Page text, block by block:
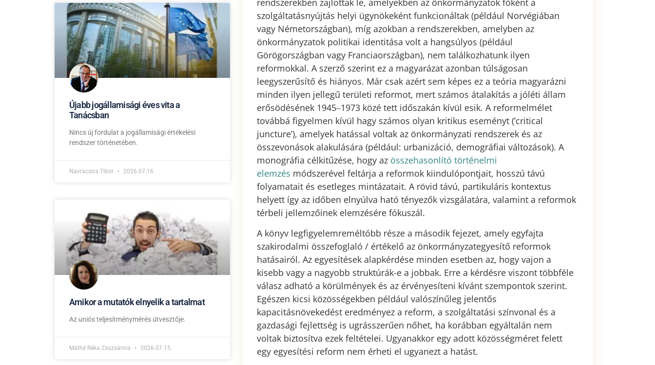
Újabb jogállamisági éves vita a
Tanácsban
Nincs új fordulat a jogállamisági értékelési
rendszer történetében.
Navracsics Tibor 2026.07.16.
Amikor a mutatók elnyelik a tartalmat
Az uniós teljesítménymérés útvesztője.
Máthé Réka Zsuzsánna 2026.07.15.
rendszerekben zajlottak le, amelyekben az önkormányzatok főként a
szolgáltatásnyújtás helyi ügynökeként funkcionáltak (például Norvégiában
vagy Németországban), míg azokban a rendszerekben, amelyben az
önkormányzatok politikai identitása volt a hangsúlyos (például
Görögországban vagy Franciaországban), nem találkozhatunk ilyen
reformokkal. A szerző szerint ez a magyarázat azonban túlságosan
leegyszerűsítő és hiányos. Már csak azért sem képes ez a teória magyarázni
minden ilyen jellegű területi reformot, mert számos átalakítás a jóléti állam
erősödésének 1945‒1973 közé tett időszakán kívül esik. A reformelmélet
továbbá figyelmen kívül hagy számos olyan kritikus eseményt (’critical
juncture’), amelyek hatással voltak az önkormányzati rendszerek és az
összevonások alakulására (például: urbanizáció, demográfiai változások). A
monográfia célkitűzése, hogy az összehasonlító történelmi
elemzés módszerével feltárja a reformok kiindulópontjait, hosszú távú
folyamatait és esetleges mintázatait. A rövid távú, partikuláris kontextus
helyett így az időben elnyúlva ható tényezők vizsgálatára, valamint a reformok
térbeli jellemzőinek elemzésére fókuszál.
A könyv legfigyelemreméltóbb része a második fejezet, amely egyfajta
szakirodalmi összefoglaló / értékelő az önkormányzategyesítő reformok
hatásairól. Az egyesítések alapkérdése minden esetben az, hogy vajon a
kisebb vagy a nagyobb struktúrák-e a jobbak. Erre a kérdésre viszont többféle
válasz adható a körülmények és az érvényesíteni kívánt szempontok szerint.
Egészen kicsi közösségekben például valószínűleg jelentős
kapacitásnövekedést eredményez a reform, a szolgáltatási színvonal és a
gazdasági fejlettség is ugrásszerűen nőhet, ha korábban egyáltalán nem
voltak biztosítva ezek feltételei. Ugyanakkor egy adott közösségméret felett
egy egyesítési reform nem érheti el ugyanezt a hatást.